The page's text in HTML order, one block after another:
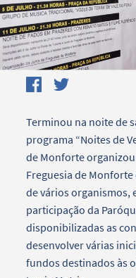
Terminou na noite de
programa “Noites de
de Monforte
Freguesia de
de vários organismos,
participação da
disponibilizadas as
desenvolver várias
fundos destinados às